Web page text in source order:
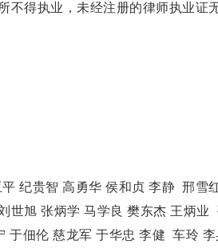
不得执业，未经注册的律师执业证
纪贵智 高勇华 侯和贞 李静 邢雪
旭 张炳学 马学良 樊东杰 王炳业
于佃伦 慈龙军 于华忠 李健 车玲